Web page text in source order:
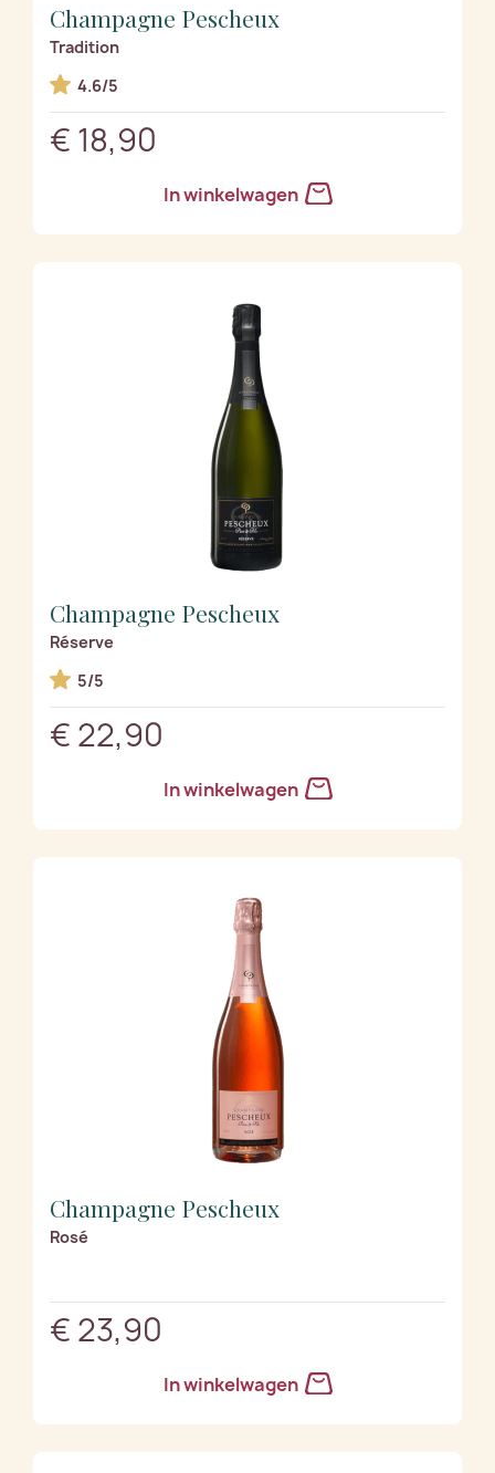
Champagne Pescheux
Tradition
4.6/5
€ 18,90
In winkelwagen
Champagne Pescheux
Réserve
5/5
€ 22,90
In winkelwagen
Champagne Pescheux
Rosé
€ 23,90
In winkelwagen